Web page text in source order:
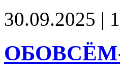
30.09.2025 |
ОБОВСЁМ-